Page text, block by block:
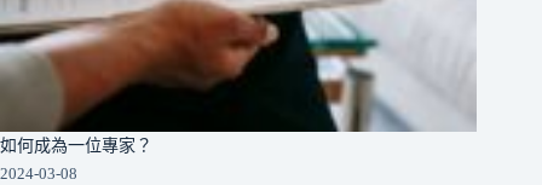
如何成為一位專家？
2024-03-08